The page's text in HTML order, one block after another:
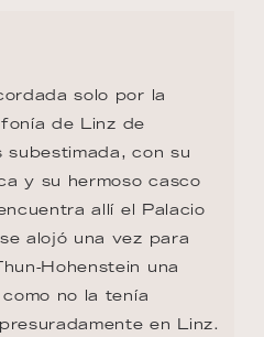
solo por la
de Linz de
con su
y su hermoso casco
allí el Palacio
alojó una vez para
Hohenstein una
no la tenía
en Linz.